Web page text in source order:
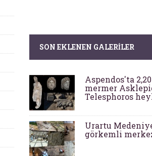
SON EKLENEN GALERILER
Aspendos'ta
mermer
Telesphoros
Urartu
görkemli